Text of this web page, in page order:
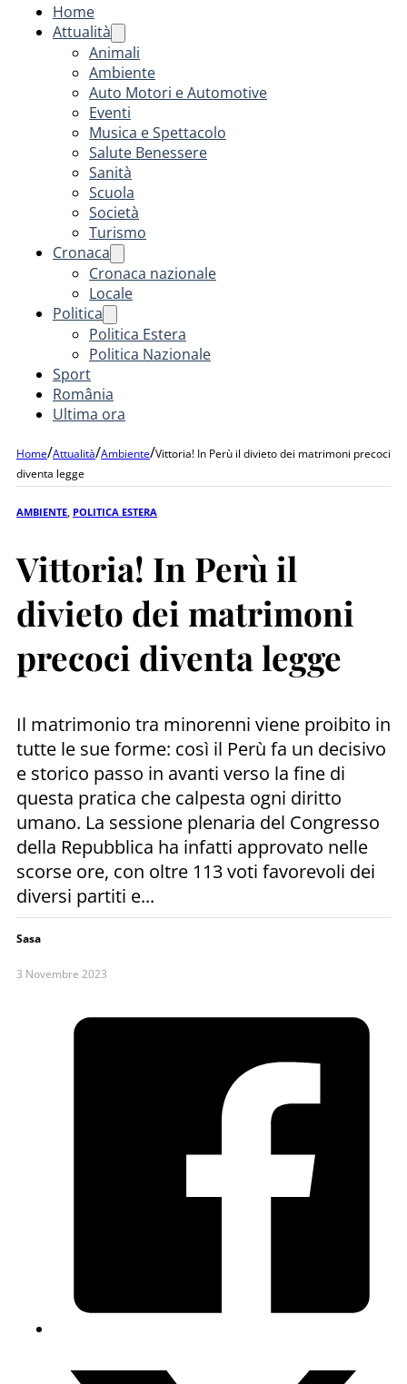
Home
Attualità
Animali
Ambiente
Auto Motori e Automotive
Eventi
Musica e Spettacolo
Salute Benessere
Sanità
Scuola
Società
Turismo
Cronaca
Cronaca nazionale
Locale
Politica
Politica Estera
Politica Nazionale
Sport
România
Ultima ora
Home/Attualità/Ambiente/Vittoria! In Perù il divieto dei matrimoni precoci
diventa legge
AMBIENTE POLITICA ESTERA
Vittoria! In Perù il
divieto dei matrimoni
precoci diventa legge
Il matrimonio tra minorenni viene proibito in
tutte le sue forme: così il Perù fa un decisivo
e storico passo in avanti verso la fine di
questa pratica che calpesta ogni diritto
umano. La sessione plenaria del Congresso
della Repubblica ha infatti approvato nelle
scorse ore, con oltre 113 voti favorevoli dei
diversi partiti e...
Sasa
3 Novembre 2023